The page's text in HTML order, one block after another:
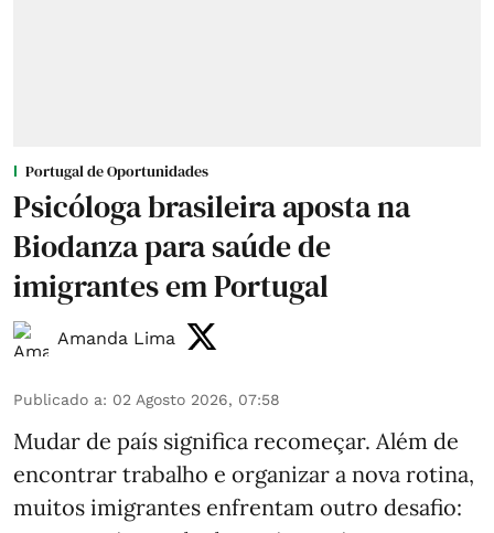
Portugal de Oportunidades
Psicóloga brasileira aposta na
Biodanza para saúde de
imigrantes em Portugal
Amanda Lima
Publicado a: 02 Agosto 2026, 07:58
Mudar de país significa recomeçar. Além de
encontrar trabalho e organizar a nova rotina,
muitos imigrantes enfrentam outro desafio: